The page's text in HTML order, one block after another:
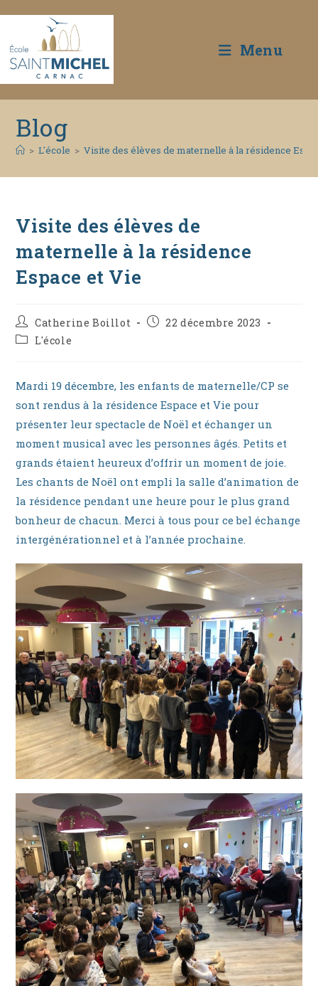
content
Menu
Blog
> L'école > Visite des élèves de maternelle à la résidence
Visite des élèves de
maternelle à la résidence
Espace et Vie
Auteur/autrice
de
la
Catherine Boillot
Publication
22 décembre 2023
PostL'école
Mardi 19 décembre, les enfants de maternelle/CP se
sont rendus à la résidence Espace et Vie pour
présenter leur spectacle de Noël et échanger un
moment musical avec les personnes âgés. Petits et
grands étaient heureux d’offrir un moment de joie.
Les chants de Noël ont empli la salle d’animation de
la résidence pendant une heure pour le plus grand
bonheur de chacun. Merci à tous pour ce bel échange
intergénérationnel et à l’année prochaine.